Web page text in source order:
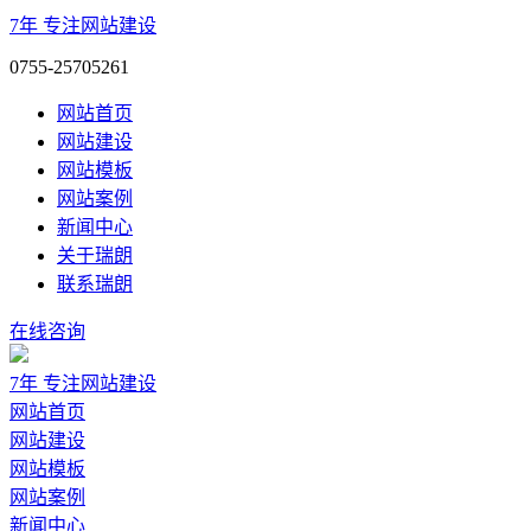
7年 专注网站建设
0755-25705261
网站首页
网站建设
网站模板
网站案例
新闻中心
关于瑞朗
联系瑞朗
在线咨询
7年 专注网站建设
网站首页
网站建设
网站模板
网站案例
新闻中心